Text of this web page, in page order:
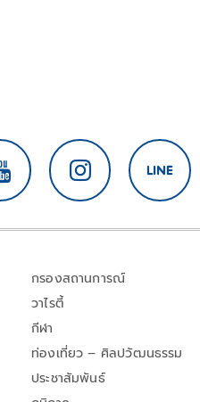
กรองสถานการณ์
วาไรตี้
กีฬา
ท่องเที่ยว – ศิลปวัฒนธรรม
ประชาสัมพันธ์